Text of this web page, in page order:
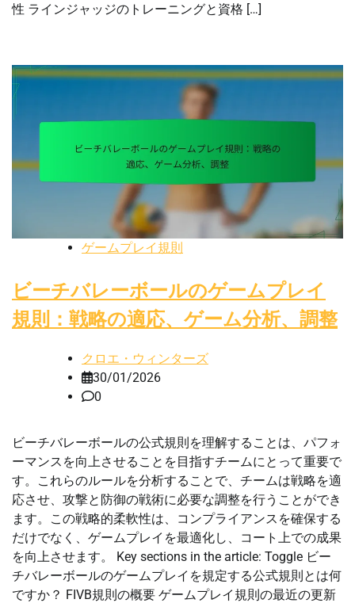
性 ラインジャッジのトレーニングと資格 […]
ゲームプレイ規則
ビーチバレーボールのゲームプレイ
規則：戦略の適応、ゲーム分析、調整
クロエ・ウィンターズ
30/01/2026
0
ビーチバレーボールの公式規則を理解することは、パフォ
ーマンスを向上させることを目指すチームにとって重要で
す。これらのルールを分析することで、チームは戦略を適
応させ、攻撃と防御の戦術に必要な調整を行うことができ
ます。この戦略的柔軟性は、コンプライアンスを確保する
だけでなく、ゲームプレイを最適化し、コート上での成果
を向上させます。 Key sections in the article: Toggle ビー
チバレーボールのゲームプレイを規定する公式規則とは何
ですか？ FIVB規則の概要 ゲームプレイ規則の最近の更新